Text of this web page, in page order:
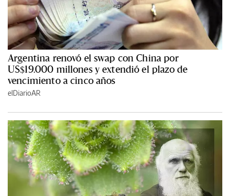
Argentina renovó el swap con China por
US$19.000 millones y extendió el plazo de
vencimiento a cinco años
elDiarioAR